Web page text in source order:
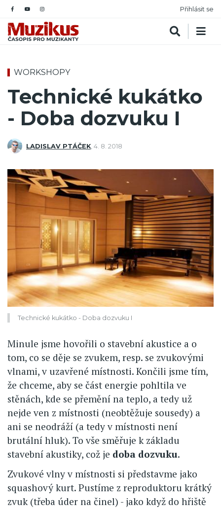
Přihlásit se
WORKSHOPY
Technické kukátko
- Doba dozvuku I
LADISLAV PTÁČEK 4. 8. 2018
Technické kukátko - Doba dozvuku I
Minule jsme hovořili o stavební akustice a o
tom, co se děje se zvukem, resp. se zvukovými
vlnami, v uzavřené místnosti. Končili jsme tím,
že chceme, aby se část energie pohltila ve
stěnách, kde se přemění na teplo, a tedy už
nejde ven z místnosti (neobtěžuje sousedy) a
ani se neodráží (a tedy v místnosti není
brutální hluk). To vše směřuje k základu
stavební akustiky, což je doba dozvuku.
Zvukové vlny v místnosti si představme jako
squashový kurt. Pustíme z reproduktoru krátký
zvuk (třeba úder na činel) - jako když do hřiště